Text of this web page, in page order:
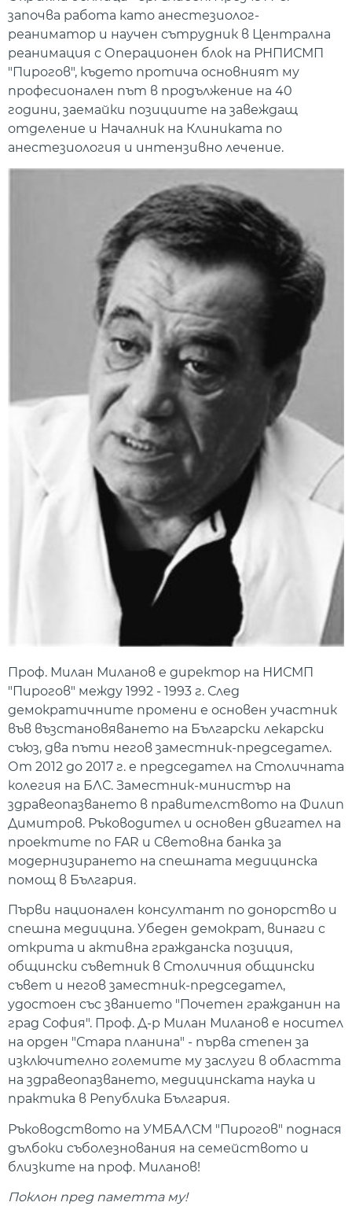
започва работа като анестезиолог-
реаниматор и научен сътрудник в Централна
реанимация с Операционен блок на РНПИСМП
"Пирогов", където протича основният му
професионален път в продължение на 40
години, заемайки позициите на завеждащ
отделение и Началник на Клиниката по
анестезиология и интензивно лечение.
Проф. Милан Миланов е директор на НИСМП
"Пирогов" между 1992 - 1993 г. След
демократичните промени е основен участник
във възстановяването на Български лекарски
съюз, два пъти негов заместник-председател.
От 2012 до 2017 г. е председател на Столичната
колегия на БЛС. Заместник-министър на
здравеопазването в правителството на Филип
Димитров. Ръководител и основен двигател на
проектите по FAR и Световна банка за
модернизирането на спешната медицинска
помощ в България.
Първи национален консултант по донорство и
спешна медицина. Убеден демократ, винаги с
открита и активна гражданска позиция,
общински съветник в Столичния общински
съвет и негов заместник-председател,
удостоен със званието "Почетен гражданин на
град София". Проф. Д-р Милан Миланов е носител
на орден "Стара планина" - първа степен за
изключително големите му заслуги в областта
на здравеопазването, медицинската наука и
практика в Република България.
Ръководството на УМБАЛСМ "Пирогов" поднася
дълбоки съболезнования на семейството и
близките на проф. Миланов!
Поклон пред паметта му!